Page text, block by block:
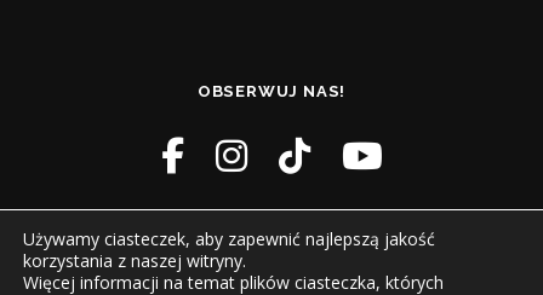
OBSERWUJ NAS!
Używamy ciasteczek, aby zapewnić najlepszą jakość
korzystania z naszej witryny.
Więcej informacji na temat plików ciasteczka, których